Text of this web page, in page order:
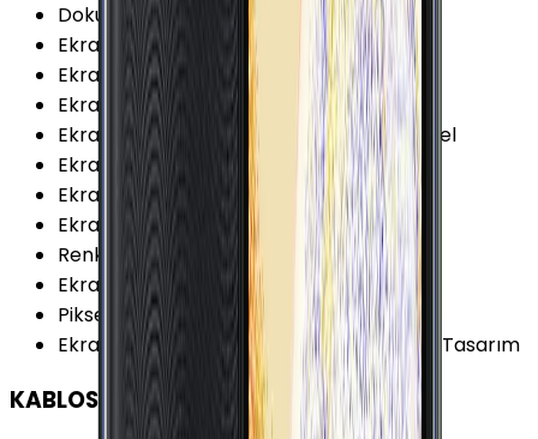
Dokunmatik Türü :Kapasitif Ekran
Ekran Teknolojisi
TFT LCD
Ekran Alanı:
91.37 cm²
Ekran / Gövde Oranı
73.61 %
Ekran Çözünürlüğü
720x1480 (HD+) Piksel
Ekran Çözünürlüğü Standardı HD+
Ekran Yenileme Hızı
:60 Hz
Ekran Oranı (Aspect Ratio):18.5:9
Renk Sayısı: 16 Milyon
Ekran Boyutu
6.0 İnç
Piksel Yoğunluğu
274 PPI
Ekran Özellikleri
Multi Touch Çerçevesiz Tasarım
KABLOSUZ BAĞLANTILAR